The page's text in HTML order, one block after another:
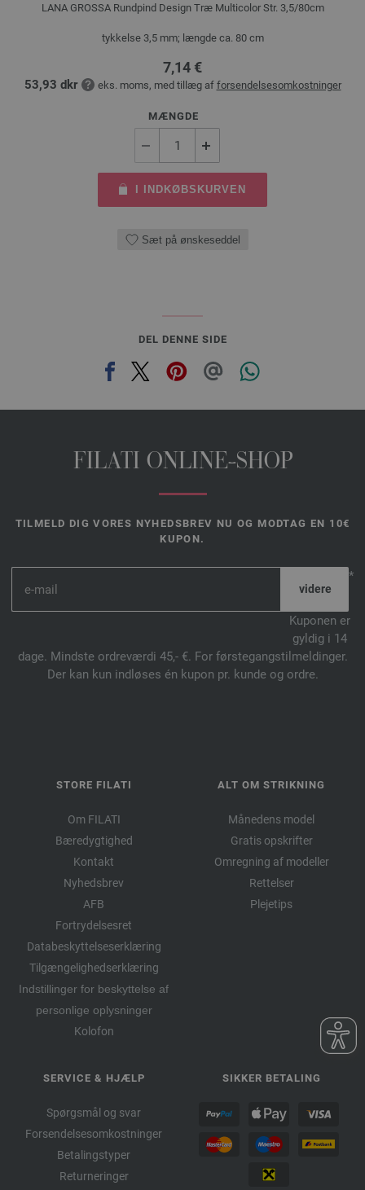
LANA GROSSA Rundpind Design Træ Multicolor Str. 3,5/80cm
tykkelse 3,5 mm; længde ca. 80 cm
7,14 €
53,93 dkr eks. moms, med tillæg af forsendelsesomkostninger
MÆNGDE
I INDKØBSKURVEN
Sæt på ønskeseddel
DEL DENNE SIDE
FILATI ONLINE-SHOP
TILMELD DIG VORES NYHEDSBREV NU OG MODTAG EN 10€
KUPON.
*
Kuponen er
gyldig i 14
dage. Mindste ordreværdi 45,- €. For førstegangstilmeldinger.
Der kan kun indløses én kupon pr. kunde og ordre.
STORE FILATI
Om FILATI
Bæredygtighed
Kontakt
Nyhedsbrev
AFB
Fortrydelsesret
Databeskyttelseserklæring
Tilgængelighedserklæring
Indstillinger for beskyttelse af
personlige oplysninger
Kolofon
ALT OM STRIKNING
Månedens model
Gratis opskrifter
Omregning af modeller
Rettelser
Plejetips
SERVICE & HJÆLP
Spørgsmål og svar
Forsendelsesomkostninger
Betalingstyper
Returneringer
SIKKER BETALING